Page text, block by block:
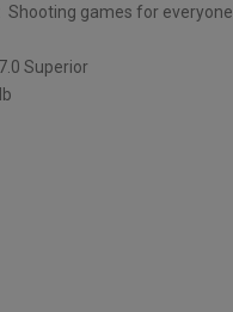
Shooting games for everyone
Superior